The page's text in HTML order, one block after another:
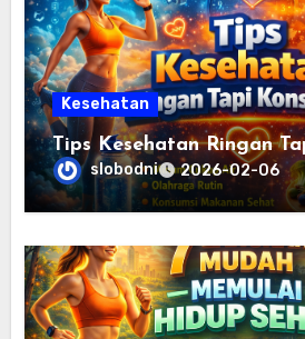
Kesehatan
Tips Kesehatan Ringan
slobodni 2026-02-06